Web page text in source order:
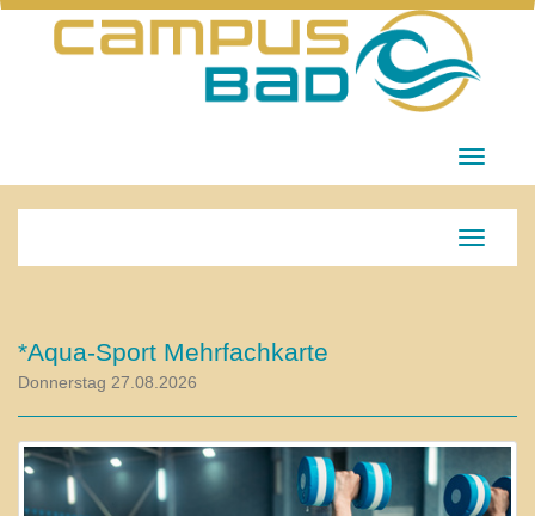
Menü
*Aqua-Sport Mehrfachkarte
Donnerstag 27.08.2026